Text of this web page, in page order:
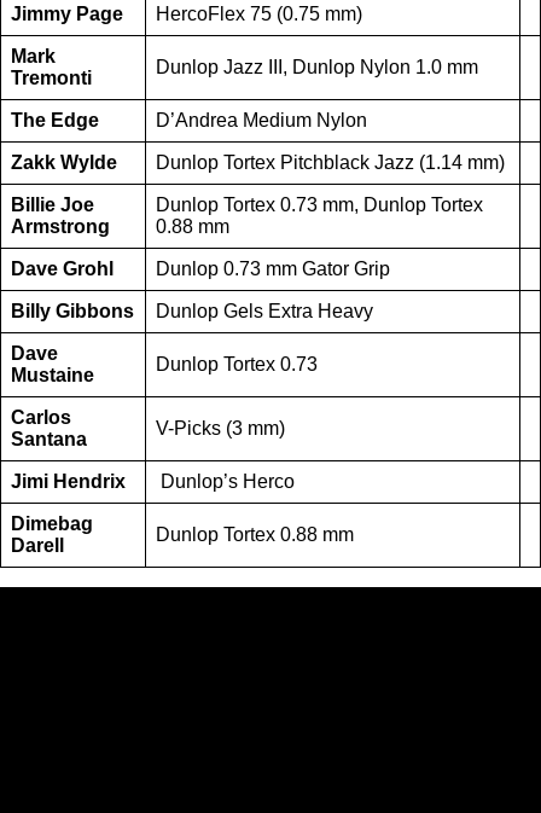
Jimmy Page HercoFlex 75 (0.75 mm)
Mark
Tremonti
Dunlop Jazz III, Dunlop Nylon 1.0 mm
The Edge D’Andrea Medium Nylon
Zakk Wylde Dunlop Tortex Pitchblack Jazz (1.14 mm)
Billie Joe
Armstrong
Dunlop Tortex 0.73 mm, Dunlop Tortex
0.88 mm
Dave Grohl Dunlop 0.73 mm Gator Grip
Billy Gibbons Dunlop Gels Extra Heavy
Dave
Mustaine
Dunlop Tortex 0.73
Carlos
Santana
V-Picks (3 mm)
Jimi Hendrix Dunlop’s Herco
Dimebag
Darell
Dunlop Tortex 0.88 mm